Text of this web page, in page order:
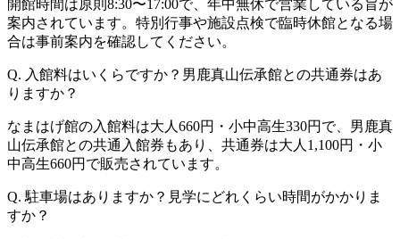
開館時間は原則8:30〜17:00で、年中無休で営業している旨が
案内されています。特別行事や施設点検で臨時休館となる場
合は事前案内を確認してください。
Q. 入館料はいくらですか？男鹿真山伝承館との共通券はあ
りますか？
なまはげ館の入館料は大人660円・小中高生330円で、男鹿真
山伝承館との共通入館券もあり、共通券は大人1,100円・小
中高生660円で販売されています。
Q. 駐車場はありますか？見学にどれくらい時間がかかりま
すか？